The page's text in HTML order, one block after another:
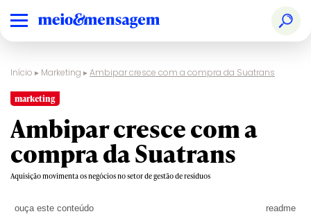
Início ▸ Marketing ▸Ambipar cresce com a compra da Suatrans
marketing
Ambipar cresce com a
compra da Suatrans
Aquisição movimenta os negócios no setor de gestão de resíduos
ouça este conteúdo readme